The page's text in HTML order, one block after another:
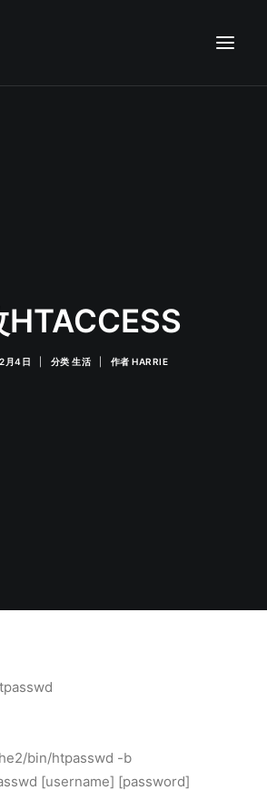
HTACCESS
月4日 分类 生活 作者 HARRIE
bin/htpasswd -b
[username] [password]